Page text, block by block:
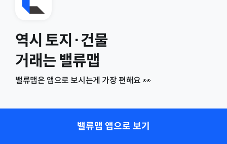
역시 토지·건물
거래는 밸류맵
밸류맵은 앱으로 보시는게 가장 편해요 👀
밸류맵 앱으로 보기